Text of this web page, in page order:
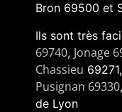
Bron 69500 et
Ils sont très
69740, Jonage
Chassieu 69271,
Pusignan 69330,
de Lyon